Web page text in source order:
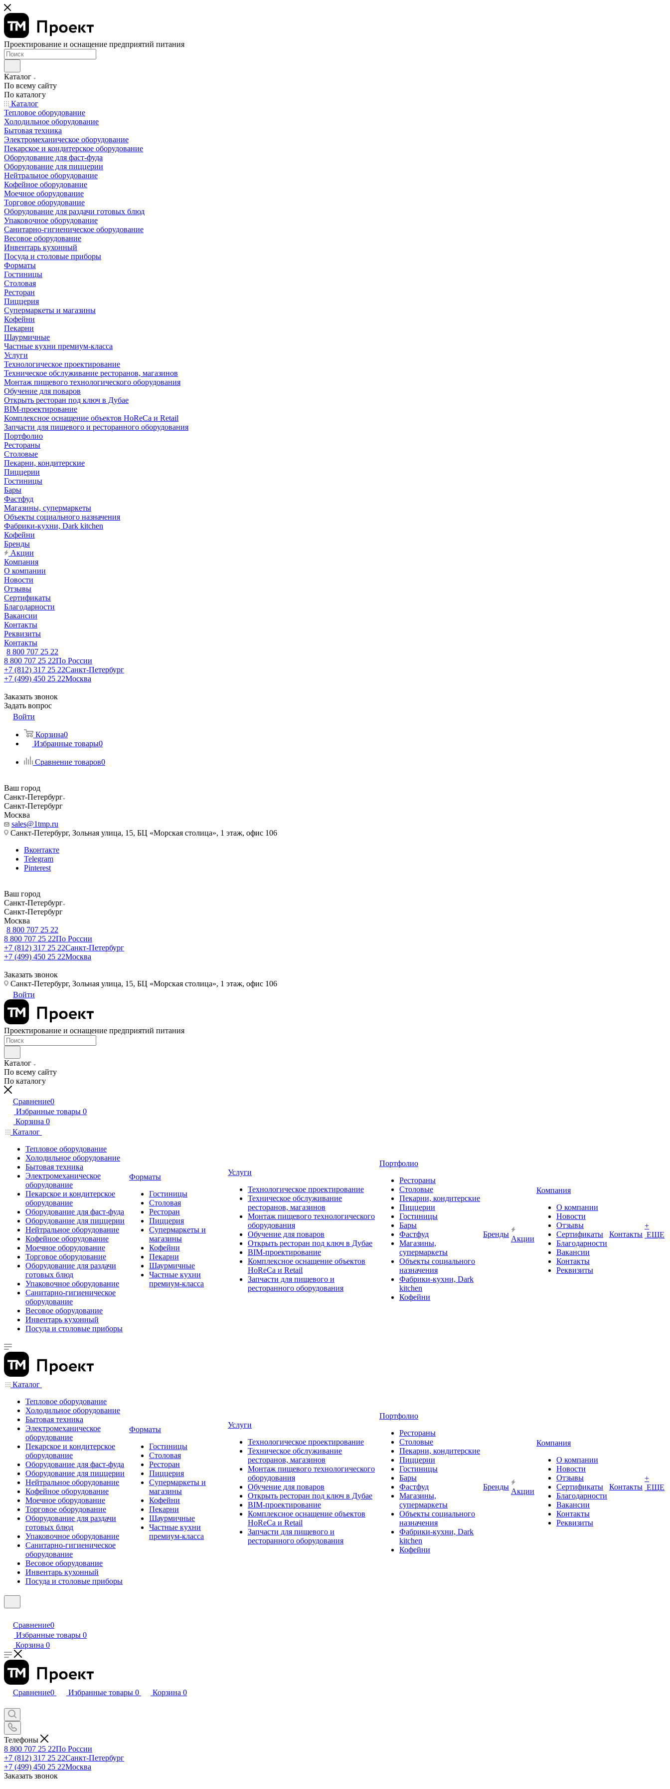
Проектирование и оснащение предприятий питания
Каталог
По всему сайту
По каталогу
Каталог
Тепловое оборудование
Холодильное оборудование
Бытовая техника
Электромеханическое оборудование
Пекарское и кондитерское оборудование
Оборудование для фаст-фуда
Оборудование для пиццерии
Нейтральное оборудование
Кофейное оборудование
Моечное оборудование
Торговое оборудование
Оборудование для раздачи готовых блюд
Упаковочное оборудование
Санитарно-гигиеническое оборудование
Весовое оборудование
Инвентарь кухонный
Посуда и столовые приборы
Форматы
Гостиницы
Столовая
Ресторан
Пиццерия
Супермаркеты и магазины
Кофейни
Пекарни
Шаурмичные
Частные кухни премиум-класса
Услуги
Технологическое проектирование
Техническое обслуживание ресторанов, магазинов
Монтаж пищевого технологического оборудования
Обучение для поваров
Открыть ресторан под ключ в Дубае
BIM-проектирование
Комплексное оснащение объектов HoReCa и Retail
Запчасти для пищевого и ресторанного оборудования
Портфолио
Рестораны
Столовые
Пекарни, кондитерские
Пиццерии
Гостиницы
Бары
Фастфуд
Магазины, супермаркеты
Объекты социального назначения
Фабрики-кухни, Dark kitchen
Кофейни
Бренды
Акции
Компания
О компании
Новости
Отзывы
Сертификаты
Благодарности
Вакансии
Контакты
Реквизиты
Контакты
8 800 707 25 22
8 800 707 25 22По России
+7 (812) 317 25 22Санкт-Петербург
+7 (499) 450 25 22Москва
Заказать звонок
Задать вопрос
Войти
Корзина0
Избранные товары0
Сравнение товаров0
Ваш город
Санкт-Петербург
Санкт-Петербург
Москва
sales@1tmp.ru
Санкт-Петербург, Зольная улица, 15, БЦ «Морская столица», 1 этаж, офис 106
Вконтакте
Telegram
Pinterest
Ваш город
Санкт-Петербург
Санкт-Петербург
Москва
8 800 707 25 22
8 800 707 25 22По России
+7 (812) 317 25 22Санкт-Петербург
+7 (499) 450 25 22Москва
Заказать звонок
Санкт-Петербург, Зольная улица, 15, БЦ «Морская столица», 1 этаж, офис 106
Войти
Проектирование и оснащение предприятий питания
Каталог
По всему сайту
По каталогу
Сравнение0
Избранные товары 0
Корзина 0
Каталог
Тепловое оборудование
Холодильное оборудование
Бытовая техника
Электромеханическое
оборудование
Пекарское и кондитерское
оборудование
Оборудование для фаст-фуда
Оборудование для пиццерии
Нейтральное оборудование
Кофейное оборудование
Моечное оборудование
Торговое оборудование
Оборудование для раздачи
готовых блюд
Упаковочное оборудование
Санитарно-гигиеническое
оборудование
Весовое оборудование
Инвентарь кухонный
Посуда и столовые приборы
Форматы
Гостиницы
Столовая
Ресторан
Пиццерия
Супермаркеты и
магазины
Кофейни
Пекарни
Шаурмичные
Частные кухни
премиум-класса
Услуги
Технологическое проектирование
Техническое обслуживание
ресторанов, магазинов
Монтаж пищевого технологического
оборудования
Обучение для поваров
Открыть ресторан под ключ в Дубае
BIM-проектирование
Комплексное оснащение объектов
HoReCa и Retail
Запчасти для пищевого и
ресторанного оборудования
Портфолио
Рестораны
Столовые
Пекарни, кондитерские
Пиццерии
Гостиницы
Бары
Фастфуд
Магазины,
супермаркеты
Объекты социального
назначения
Фабрики-кухни, Dark
kitchen
Кофейни
Бренды
Акции
Компания
О компании
Новости
Отзывы
Сертификаты
Благодарности
Вакансии
Контакты
Реквизиты
Контакты
+
ЕЩЕ
Каталог
Тепловое оборудование
Холодильное оборудование
Бытовая техника
Электромеханическое
оборудование
Пекарское и кондитерское
оборудование
Оборудование для фаст-фуда
Оборудование для пиццерии
Нейтральное оборудование
Кофейное оборудование
Моечное оборудование
Торговое оборудование
Оборудование для раздачи
готовых блюд
Упаковочное оборудование
Санитарно-гигиеническое
оборудование
Весовое оборудование
Инвентарь кухонный
Посуда и столовые приборы
Форматы
Гостиницы
Столовая
Ресторан
Пиццерия
Супермаркеты и
магазины
Кофейни
Пекарни
Шаурмичные
Частные кухни
премиум-класса
Услуги
Технологическое проектирование
Техническое обслуживание
ресторанов, магазинов
Монтаж пищевого технологического
оборудования
Обучение для поваров
Открыть ресторан под ключ в Дубае
BIM-проектирование
Комплексное оснащение объектов
HoReCa и Retail
Запчасти для пищевого и
ресторанного оборудования
Портфолио
Рестораны
Столовые
Пекарни, кондитерские
Пиццерии
Гостиницы
Бары
Фастфуд
Магазины,
супермаркеты
Объекты социального
назначения
Фабрики-кухни, Dark
kitchen
Кофейни
Бренды
Акции
Компания
О компании
Новости
Отзывы
Сертификаты
Благодарности
Вакансии
Контакты
Реквизиты
Контакты
+
ЕЩЕ
Сравнение0
Избранные товары 0
Корзина 0
Сравнение0 Избранные товары 0 Корзина 0
Телефоны
8 800 707 25 22По России
+7 (812) 317 25 22Санкт-Петербург
+7 (499) 450 25 22Москва
Заказать звонок